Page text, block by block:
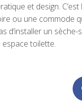
et design. C’est
ou une commode
d’installer un sèche-
espace toilette.